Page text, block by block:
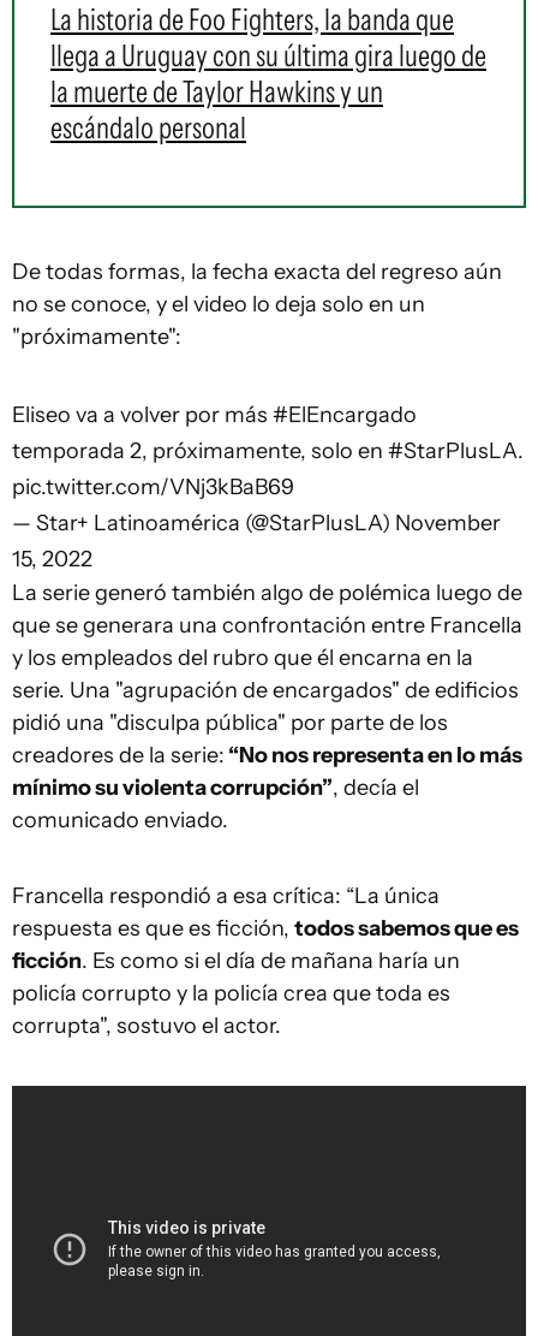
La historia de Foo Fighters, la banda que
llega a Uruguay con su última gira luego de
la muerte de Taylor Hawkins y un
escándalo personal
De todas formas, la fecha exacta del regreso aún
no se conoce, y el video lo deja solo en un
"próximamente":
Eliseo va a volver por más #ElEncargado
temporada 2, próximamente, solo en #StarPlusLA.
pic.twitter.com/VNj3kBaB69
— Star+ Latinoamérica (@StarPlusLA) November
15, 2022
La serie generó también algo de polémica luego de
que se generara una confrontación entre Francella
y los empleados del rubro que él encarna en la
serie. Una "agrupación de encargados" de edificios
pidió una "disculpa pública" por parte de los
creadores de la serie: “No nos representa en lo más
mínimo su violenta corrupción”, decía el
comunicado enviado.
Francella respondió a esa crítica: “La única
respuesta es que es ficción, todos sabemos que es
ficción. Es como si el día de mañana haría un
policía corrupto y la policía crea que toda es
corrupta", sostuvo el actor.